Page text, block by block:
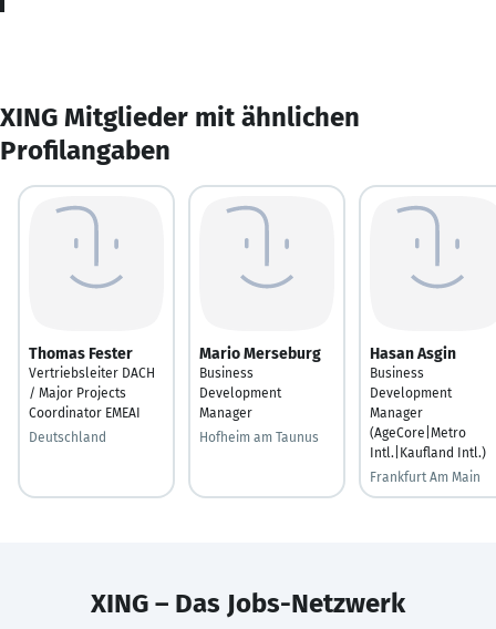
XING Mitglieder mit ähnlichen
Profilangaben
Thomas Fester
Vertriebsleiter DACH
/ Major Projects
Coordinator EMEAI
Deutschland
Mario Merseburg
Business
Development
Manager
Hofheim am Taunus
Hasan Asgin
Business
Development
Manager
(AgeCore|Metro
Intl.|Kaufland Intl.)
Frankfurt Am Main
XING – Das Jobs-Netzwerk